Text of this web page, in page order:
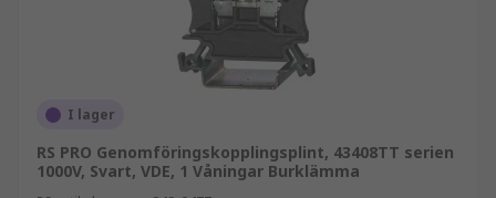
I lager
RS PRO Genomföringskopplingsplint, 43408TT serien
1000V, Svart, VDE, 1 Våningar Burklämma